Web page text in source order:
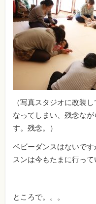
（写真スタジオに改装
なってしまい、残念な
す。残念。）
ベビーダンスはないで
スンは今もたまに行って
ところで。。。